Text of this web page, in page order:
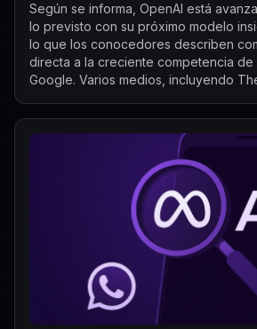
Según se informa, OpenAI está
lo previsto con su próximo modelo
lo que los conocedores describen
directa a la creciente competencia de
Google. Varios medios, incluyendo